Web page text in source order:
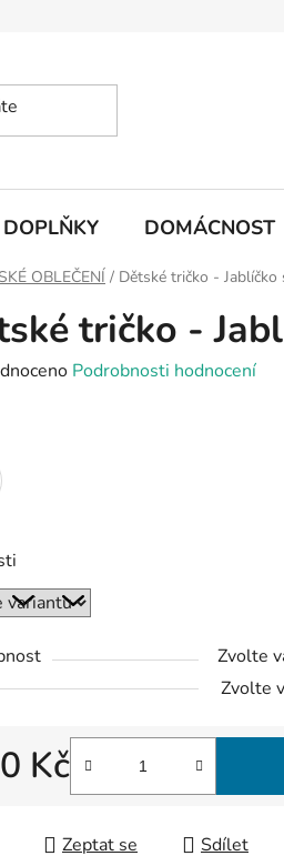
DOPLŇKY DOMÁCNOST
OBLEČENÍ / Dětské tričko - Jablíčko
tričko -
Podrobnosti hodnocení
Zvolte
Zvolte
Kč
Zeptat se Sdílet